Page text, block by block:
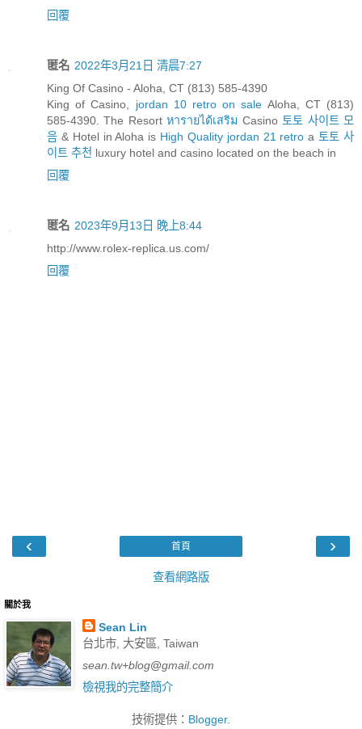
回覆
匿名 2022年3月21日 清晨7:27
King Of Casino - Aloha, CT (813) 585-4390
King of Casino, jordan 10 retro on sale Aloha, CT (813)
585-4390. The Resortหารายได้เสริม Casino 토토 사이트 모
음 & Hotel in Aloha is High Quality jordan 21 retro a 토토 사
이트 추천 luxury hotel and casino located on the beach in
回覆
匿名 2023年9月13日 晚上8:44
http://www.rolex-replica.us.com/
回覆
‹ ›
首頁
查看網路版
關於我
Sean Lin
台北市, 大安區, Taiwan
sean.tw+blog@gmail.com
檢視我的完整簡介
技術提供： Blogger.